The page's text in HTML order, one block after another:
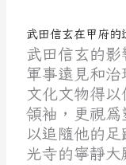
武田信玄在甲府的
武田信玄的
軍事遠見和
文化文物得
領袖，更視
以追隨他的
光寺的寧靜大